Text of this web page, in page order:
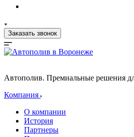
Заказать звонок
Автополив. Премиальные решения
Компания
О компании
История
Партнеры